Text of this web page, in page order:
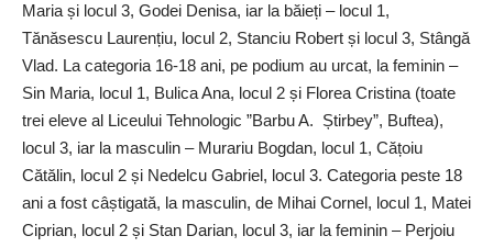
Maria și locul 3, Godei Denisa, iar la băieți – locul 1,
Tănăsescu Laurențiu, locul 2, Stanciu Robert și locul 3, Stângă
Vlad. La categoria 16-18 ani, pe podium au urcat, la feminin –
Sin Maria, locul 1, Bulica Ana, locul 2 și Florea Cristina (toate
trei eleve al Liceului Tehnologic ”Barbu A. Știrbey”, Buftea),
locul 3, iar la masculin – Murariu Bogdan, locul 1, Cățoiu
Cătălin, locul 2 și Nedelcu Gabriel, locul 3. Categoria peste 18
ani a fost câștigată, la masculin, de Mihai Cornel, locul 1, Matei
Ciprian, locul 2 și Stan Darian, locul 3, iar la feminin – Perjoiu